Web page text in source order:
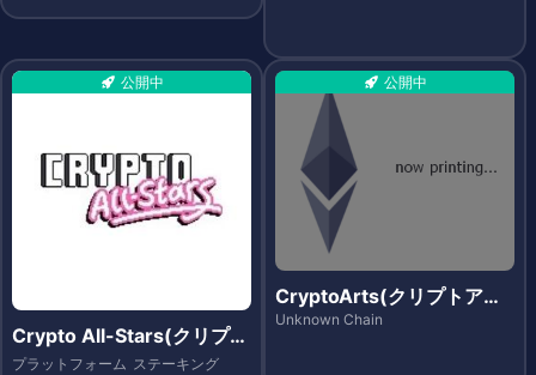
公開中
Crypto All-Stars(クリプト
オールスターズ)
プラットフォーム ステーキング
公開中
CryptoArts(クリプトアー
ツ)
Unknown Chain